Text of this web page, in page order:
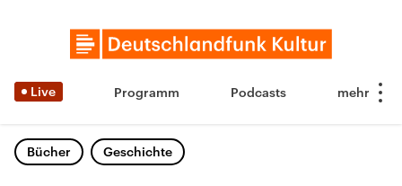
Live Programm Podcasts
Bücher Geschichte